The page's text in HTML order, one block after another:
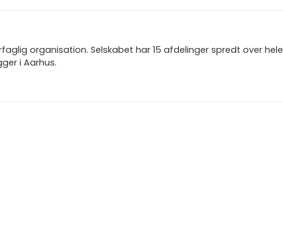
organisation. Selskabet har 15 afdelinger spredt over hele
i Aarhus.